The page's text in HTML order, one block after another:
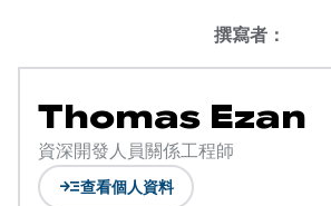
撰寫者：
Thomas Ezan
資深開發人員關係工程師
read_more查看個人資料